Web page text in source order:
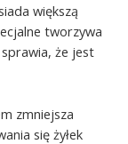
większą
tworzywa
że jest
zmniejsza
się żyłek